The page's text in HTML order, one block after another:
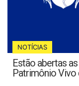
NOTÍCIAS
Estão abertas
Patrimônio Vivo